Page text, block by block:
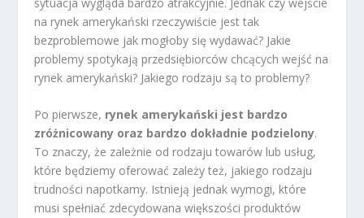
na rynek amerykański rzeczywiście jest tak
bezproblemowe jak mogłoby się wydawać? Jakie
problemy spotykają przedsiębiorców chcących wejść na
rynek amerykański? Jakiego rodzaju są to problemy?
Po pierwsze, rynek amerykański jest bardzo
zróżnicowany oraz bardzo dokładnie podzielony.
To znaczy, że zależnie od rodzaju towarów lub usług,
które będziemy oferować zależy też, jakiego rodzaju
trudności napotkamy. Istnieją jednak wymogi, które
musi spełniać zdecydowana większości produktów